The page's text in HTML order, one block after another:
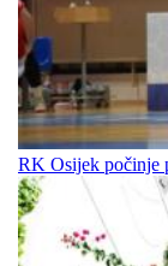
RK Osijek počinje